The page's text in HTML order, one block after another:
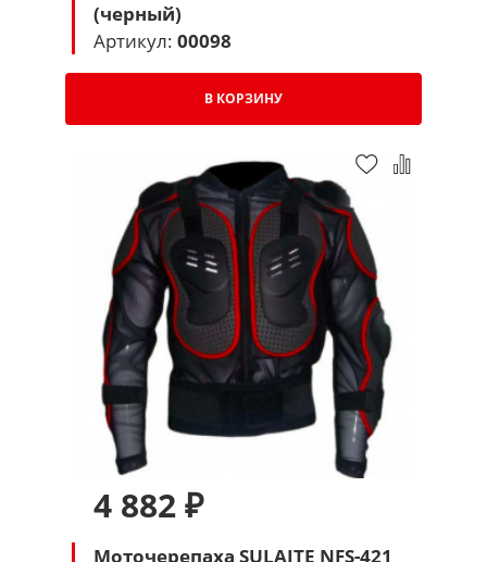
(черный)
Артикул: 00098
В КОРЗИНУ
4 882 ₽
Моточерепаха SULAITE NFS-421